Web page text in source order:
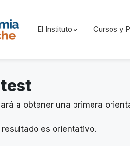
El Instituto Cursos y
a obtener una primera
resultado es orientativo.